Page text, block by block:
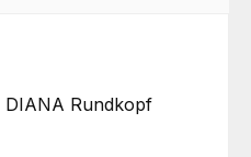
DIANA Rundkopf